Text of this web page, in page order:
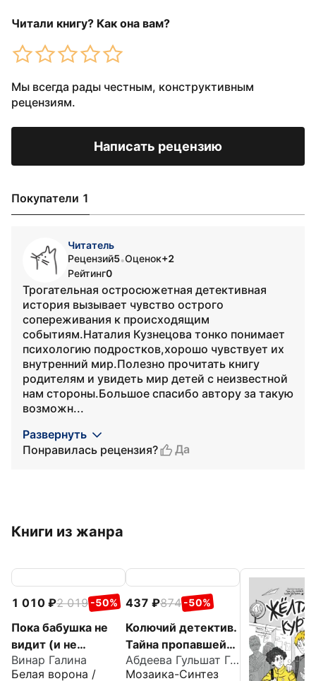
Читали книгу? Как она вам?
Мы всегда рады честным, конструктивным
рецензиям.
Написать рецензию
Покупатели 1
Читатель
Рецензий5•Оценок+2
Рейтинг0
Трогательная остросюжетная детективная
история вызывает чувство острого
сопереживания к происходящим
событиям.Наталия Кузнецова тонко понимает
психологию подростков,хорошо чувствует их
внутренний мир.Полезно прочитать книгу
родителям и увидеть мир детей с неизвестной
нам стороны.Большое спасибо автору за такую
возможн...
Развернуть
Понравилась рецензия?
Да
Книги из жанра
1 010 2 019 -50%
Пока бабушка не
видит (и не
слышит!)
Винар Галина
Белая ворона /
437 874 -50%
Колючий детектив.
Тайна пропавшей
медали
Абдеева Гульшат Гаязовна
Мозаика-Синтез